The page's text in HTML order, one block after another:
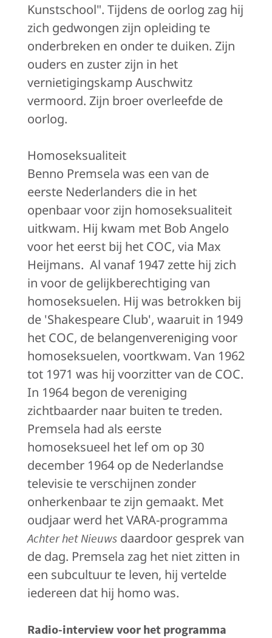
Kunstschool". Tijdens de oorlog zag hij
zich gedwongen zijn opleiding te
onderbreken en onder te duiken. Zijn
ouders en zuster zijn in het
vernietigingskamp Auschwitz
vermoord. Zijn broer overleefde de
oorlog.
Homoseksualiteit
Benno Premsela was een van de
eerste Nederlanders die in het
openbaar voor zijn homoseksualiteit
uitkwam. Hij kwam met Bob Angelo
voor het eerst bij het COC, via Max
Heijmans. Al vanaf 1947 zette hij zich
in voor de gelijkberechtiging van
homoseksuelen. Hij was betrokken bij
de 'Shakespeare Club', waaruit in 1949
het COC, de belangenvereniging voor
homoseksuelen, voortkwam. Van 1962
tot 1971 was hij voorzitter van de COC.
In 1964 begon de vereniging
zichtbaarder naar buiten te treden.
Premsela had als eerste
homoseksueel het lef om op 30
december 1964 op de Nederlandse
televisie te verschijnen zonder
onherkenbaar te zijn gemaakt. Met
oudjaar werd het VARA-programma
Achter het Nieuws daardoor gesprek van
de dag. Premsela zag het niet zitten in
een subcultuur te leven, hij vertelde
iedereen dat hij homo was.
Radio-interview voor het programma